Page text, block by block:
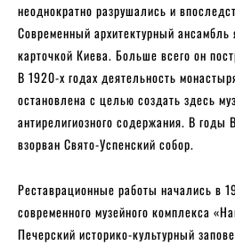
неоднократно разрушались и
Современный архитектурный ансамбль
карточкой Киева. Больше всего он
В 1920-х годах деятельность
остановлена с целью создать здесь
антирелигиозного содержания. В
взорван Свято-Успенский собор.
Реставрационные работы начались в
современного музейного комплекса
Печерский историко-культурный